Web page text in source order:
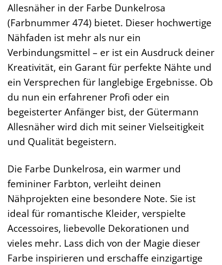
Allesnäher in der Farbe Dunkelrosa
(Farbnummer 474) bietet. Dieser hochwertige
Nähfaden ist mehr als nur ein
Verbindungsmittel – er ist ein Ausdruck deiner
Kreativität, ein Garant für perfekte Nähte und
ein Versprechen für langlebige Ergebnisse. Ob
du nun ein erfahrener Profi oder ein
begeisterter Anfänger bist, der Gütermann
Allesnäher wird dich mit seiner Vielseitigkeit
und Qualität begeistern.
Die Farbe Dunkelrosa, ein warmer und
femininer Farbton, verleiht deinen
Nähprojekten eine besondere Note. Sie ist
ideal für romantische Kleider, verspielte
Accessoires, liebevolle Dekorationen und
vieles mehr. Lass dich von der Magie dieser
Farbe inspirieren und erschaffe einzigartige